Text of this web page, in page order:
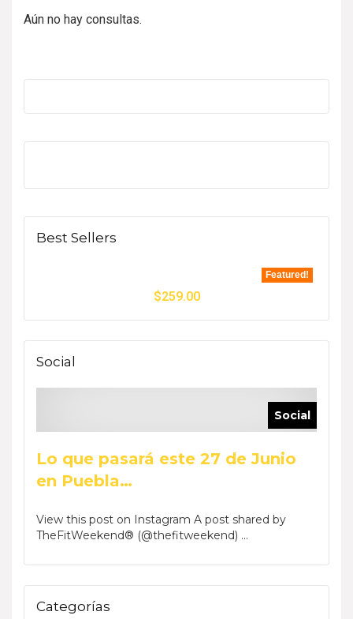
Aún no hay consultas.
Best Sellers
Featured!
$259.00
Social
Social
Lo que pasará este 27 de Junio
en Puebla…
View this post on Instagram A post shared by
TheFitWeekend® (@thefitweekend) ...
Categorías